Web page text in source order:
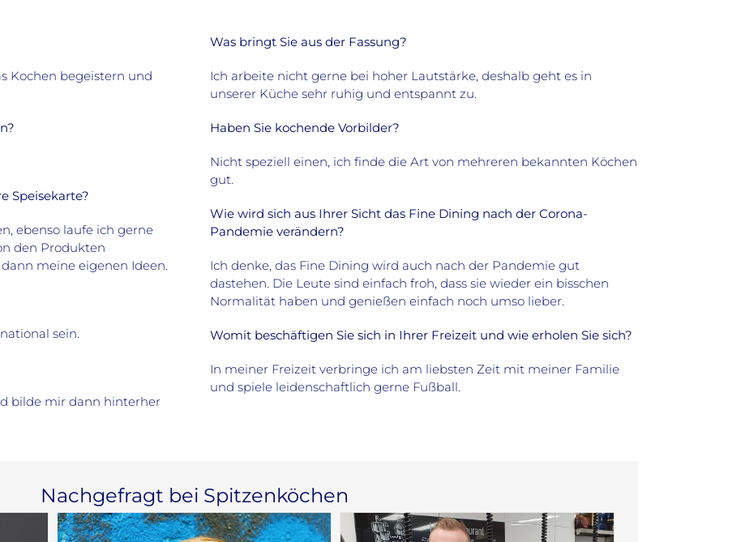
Kochen begeistern und
Speisekarte?
ebenso laufe ich gerne
den Produkten
meine eigenen Ideen.
sein.
bilde mir dann hinterher
Was bringt Sie aus der Fassung?
Ich arbeite nicht gerne bei hoher Lautstärke, deshalb geht es in
unserer Küche sehr ruhig und entspannt zu.
Haben Sie kochende Vorbilder?
Nicht speziell einen, ich finde die Art von mehreren bekannten Köchen
gut.
Wie wird sich aus Ihrer Sicht das Fine Dining nach der Corona-
Pandemie verändern?
Ich denke, das Fine Dining wird auch nach der Pandemie gut
dastehen. Die Leute sind einfach froh, dass sie wieder ein bisschen
Normalität haben und genießen einfach noch umso lieber.
Womit beschäftigen Sie sich in Ihrer Freizeit und wie erholen Sie sich?
In meiner Freizeit verbringe ich am liebsten Zeit mit meiner Familie
und spiele leidenschaftlich gerne Fußball.
Nachgefragt bei Spitzenköchen